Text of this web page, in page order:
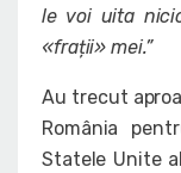
le voi uita
«frații» mei.”
Au trecut
România
Statele Unite